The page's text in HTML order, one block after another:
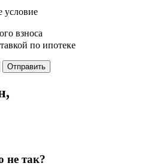
условие
взноса
по ипотеке
Отправить
не так?